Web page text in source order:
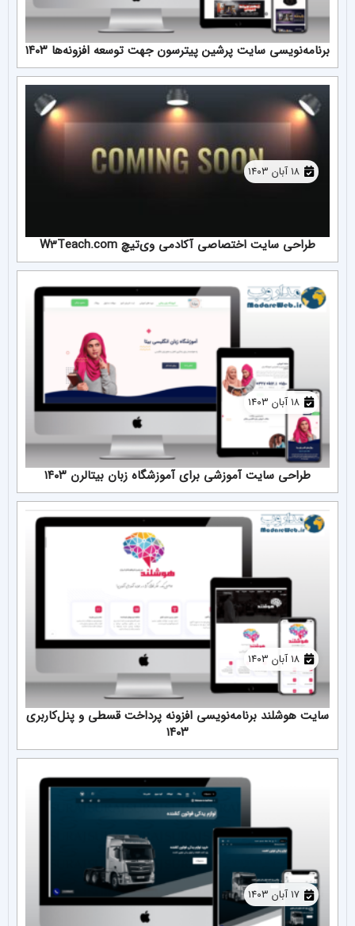
برنامه‌نویسی سایت پرشین پیترسون جهت توسعه افزونه‌ها ۱۴۰۳
طراحی سایت اختصاصی آکادمی وی‌تیچ W3Teach.com
۱۸ آبان ۱۴۰۳
طراحی سایت آموزشی برای آموزشگاه زبان بیتالرن ۱۴۰۳
۱۸ آبان ۱۴۰۳
سایت هوشلند برنامه‌نویسی افزونه پرداخت قسطی و پنل‌کاربری
۱۴۰۳
۱۸ آبان ۱۴۰۳
۱۷ آبان ۱۴۰۳